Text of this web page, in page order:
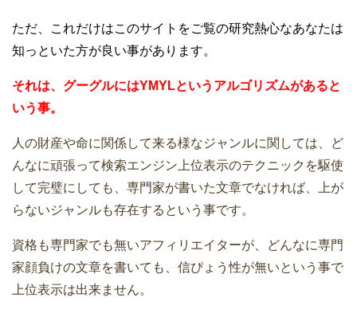
ただ、これだけはこのサイトをご覧の研究熱心なあなたは
知っといた方が良い事があります。
それは、グーグルにはYMYLというアルゴリズムがあると
いう事。
人の財産や命に関係して来る様なジャンルに関しては、ど
んなに頑張って検索エンジン上位表示のテクニックを駆使
して完璧にしても、専門家が書いた文章でなければ、上が
らないジャンルも存在するという事です。
資格も専門家でも無いアフィリエイターが、どんなに専門
家顔負けの文章を書いても、信ぴょう性が無いという事で
上位表示は出来ません。